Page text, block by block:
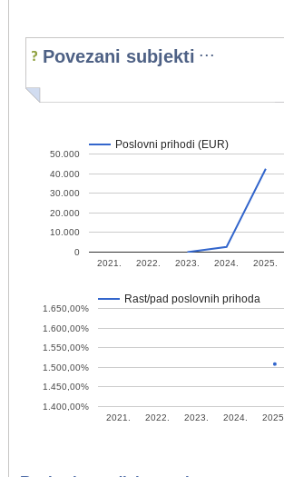
Povezani subjekti ...
Poslovni prihodi (EUR)
2021. 2022. 2023. 2024. 2025.
0
10.000
20.000
30.000
40.000
50.000
Rast/pad poslovnih prihoda
2021. 2022. 2023. 2024. 2025.
1.400,00%
1.450,00%
1.500,00%
1.550,00%
1.600,00%
1.650,00%